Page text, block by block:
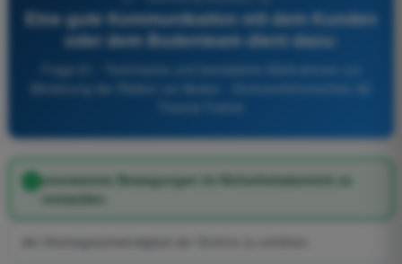
Eine gute Kommunikation mit dem Kunden
oder dem Bodenteam dient dazu:
Frage 61 - Technische und betriebliche Maßnahmen zur
unerwartete Bewegungen im Sicherheitsbereich zu
vermeiden.